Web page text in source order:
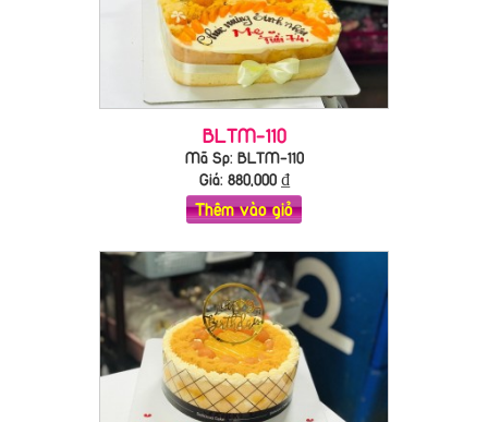
BLTM-110
Mã Sp: BLTM-110
Giá: 880,000₫
Thêm vào giỏ